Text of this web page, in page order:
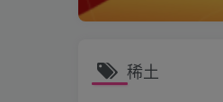
稀土